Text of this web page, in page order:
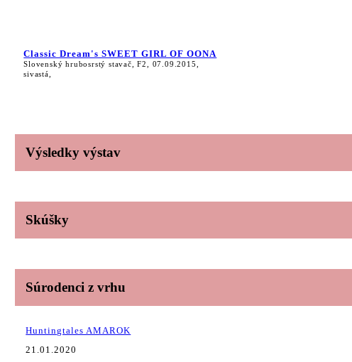
Classic Dream's SWEET GIRL OF OONA
Slovenský hrubosrstý stavač, F2, 07.09.2015,
sivastá,
Výsledky výstav
Skúšky
Súrodenci z vrhu
Huntingtales AMAROK
21.01.2020